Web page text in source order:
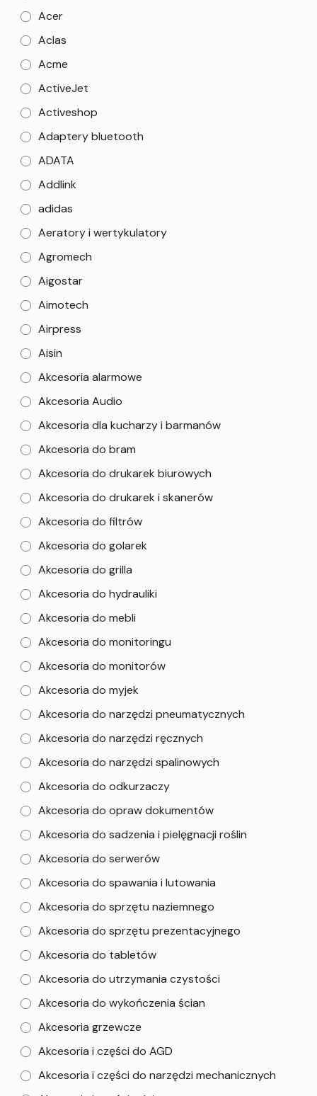
Acer
Aclas
Acme
ActiveJet
Activeshop
Adaptery bluetooth
ADATA
Addlink
adidas
Aeratory i wertykulatory
Agromech
Aigostar
Aimotech
Airpress
Aisin
Akcesoria alarmowe
Akcesoria Audio
Akcesoria dla kucharzy i barmanów
Akcesoria do bram
Akcesoria do drukarek biurowych
Akcesoria do drukarek i skanerów
Akcesoria do filtrów
Akcesoria do golarek
Akcesoria do grilla
Akcesoria do hydrauliki
Akcesoria do mebli
Akcesoria do monitoringu
Akcesoria do monitorów
Akcesoria do myjek
Akcesoria do narzędzi pneumatycznych
Akcesoria do narzędzi ręcznych
Akcesoria do narzędzi spalinowych
Akcesoria do odkurzaczy
Akcesoria do opraw dokumentów
Akcesoria do sadzenia i pielęgnacji roślin
Akcesoria do serwerów
Akcesoria do spawania i lutowania
Akcesoria do sprzętu naziemnego
Akcesoria do sprzętu prezentacyjnego
Akcesoria do tabletów
Akcesoria do utrzymania czystości
Akcesoria do wykończenia ścian
Akcesoria grzewcze
Akcesoria i części do AGD
Akcesoria i części do narzędzi mechanicznych